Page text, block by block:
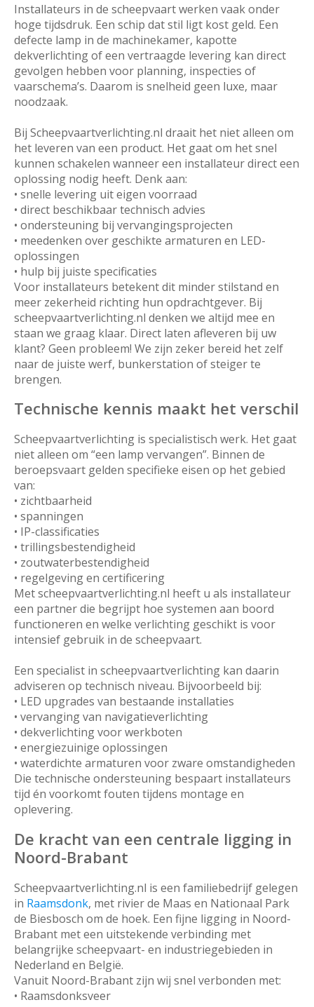
Installateurs in de scheepvaart werken vaak onder
hoge tijdsdruk. Een schip dat stil ligt kost geld. Een
defecte lamp in de machinekamer, kapotte
dekverlichting of een vertraagde levering kan direct
gevolgen hebben voor planning, inspecties of
vaarschema’s. Daarom is snelheid geen luxe, maar
noodzaak.
Bij Scheepvaartverlichting.nl draait het niet alleen om
het leveren van een product. Het gaat om het snel
kunnen schakelen wanneer een installateur direct een
oplossing nodig heeft. Denk aan:
• snelle levering uit eigen voorraad
• direct beschikbaar technisch advies
• ondersteuning bij vervangingsprojecten
• meedenken over geschikte armaturen en LED-
oplossingen
• hulp bij juiste specificaties
Voor installateurs betekent dit minder stilstand en
meer zekerheid richting hun opdrachtgever. Bij
scheepvaartverlichting.nl denken we altijd mee en
staan we graag klaar. Direct laten afleveren bij uw
klant? Geen probleem! We zijn zeker bereid het zelf
naar de juiste werf, bunkerstation of steiger te
brengen.
Technische kennis maakt het verschil
Scheepvaartverlichting is specialistisch werk. Het gaat
niet alleen om “een lamp vervangen”. Binnen de
beroepsvaart gelden specifieke eisen op het gebied
van:
• zichtbaarheid
• spanningen
• IP-classificaties
• trillingsbestendigheid
• zoutwaterbestendigheid
• regelgeving en certificering
Met scheepvaartverlichting.nl heeft u als installateur
een partner die begrijpt hoe systemen aan boord
functioneren en welke verlichting geschikt is voor
intensief gebruik in de scheepvaart.
Een specialist in scheepvaartverlichting kan daarin
adviseren op technisch niveau. Bijvoorbeeld bij:
• LED upgrades van bestaande installaties
• vervanging van navigatieverlichting
• dekverlichting voor werkboten
• energiezuinige oplossingen
• waterdichte armaturen voor zware omstandigheden
Die technische ondersteuning bespaart installateurs
tijd én voorkomt fouten tijdens montage en
oplevering.
De kracht van een centrale ligging in
Noord-Brabant
Scheepvaartverlichting.nl is een familiebedrijf gelegen
in Raamsdonk, met rivier de Maas en Nationaal Park
de Biesbosch om de hoek. Een fijne ligging in Noord-
Brabant met een uitstekende verbinding met
belangrijke scheepvaart- en industriegebieden in
Nederland en België.
Vanuit Noord-Brabant zijn wij snel verbonden met:
• Raamsdonksveer